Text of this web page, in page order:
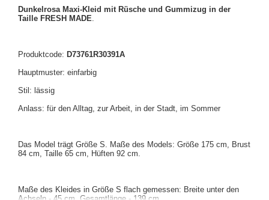
Dunkelrosa Maxi-Kleid mit Rüsche und Gummizug in der
Taille FRESH MADE
Produktcode: D73761R30391A
Hauptmuster: einfarbig
Stil: lässig
Anlass: für den Alltag, zur Arbeit, in der Stadt, im Sommer
Das Model trägt Größe S. Maße des Models: Größe 175 cm, Brust
84 cm, Taille 65 cm, Hüften 92 cm.
Maße des Kleides in Größe S flach gemessen: Breite unter den